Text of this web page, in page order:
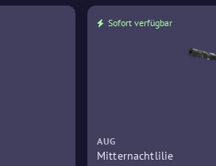
Sofort verfügbar
AUG
Mitternachtlilie